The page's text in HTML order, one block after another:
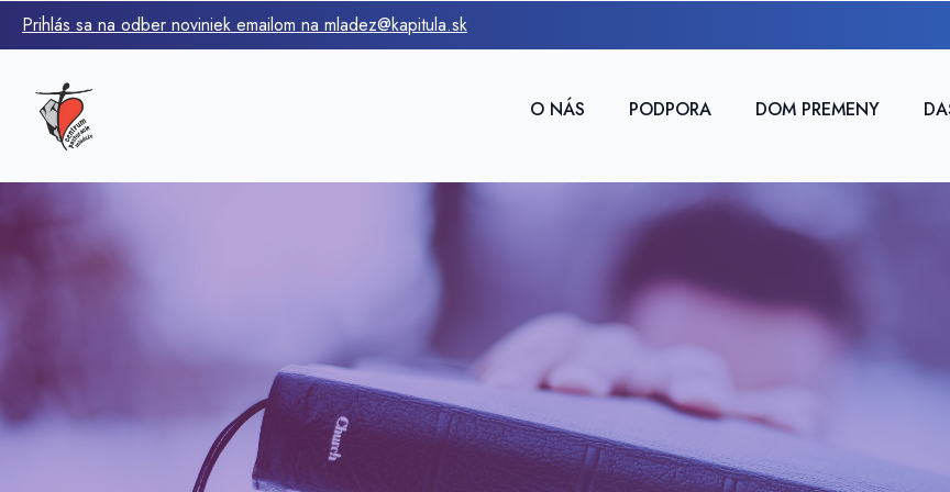
Prihlás sa na odber noviniek emailom na mladez@kapitula.sk
O NÁS PODPORA DOM PREMENY